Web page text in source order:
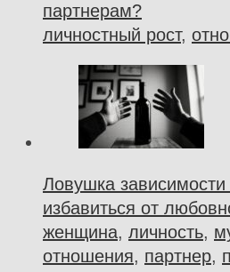
партнерам?
личностный рост,
Ловушка
избавиться от
женщина, личность,
отношения, партнер,